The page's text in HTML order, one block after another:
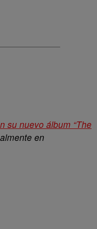
su nuevo álbum “The
en